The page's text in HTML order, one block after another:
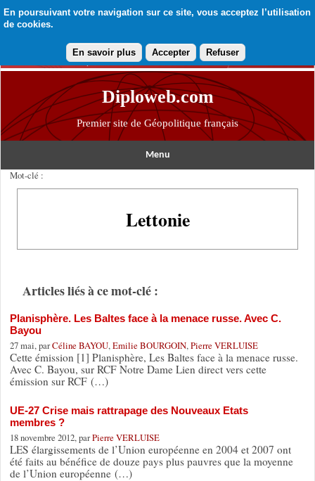
En poursuivant votre navigation sur ce site, vous acceptez l’utilisation
de cookies.
En savoir plus Accepter Refuser
Diploweb.com
Premier site de Géopolitique français
Menu
Mot-clé :
Lettonie
Articles liés à ce mot-clé :
Planisphère. Les Baltes face à la menace russe. Avec C.
Bayou
27 mai, parCéline BAYOU, Emilie BOURGOIN, Pierre VERLUISE
Cette émission [1] Planisphère, Les Baltes face à la menace russe.
Avec C. Bayou, sur RCF Notre Dame Lien direct vers cette
émission sur RCF (…)
UE-27 Crise mais rattrapage des Nouveaux Etats
membres ?
18 novembre 2012, parPierre VERLUISE
LES élargissements de l’Union européenne en 2004 et 2007 ont
été faits au bénéfice de douze pays plus pauvres que la moyenne
de l’Union européenne (…)